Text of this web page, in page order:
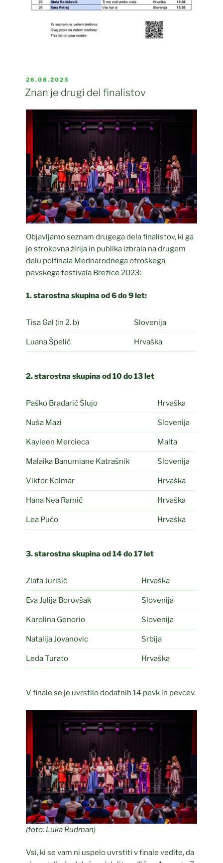
OBJAVLJENO
DNE
26.08.2023
Znan je drugi del finalistov
Objavljamo seznam drugega dela finalistov, ki ga
je strokovna žirija in publika izbrala na drugem
delu polfinala Mednarodnega otroškega
pevskega festivala Brežice 2023:
1. starostna skupina od 6 do 9 let:
Tisa Gal (in 2. b) Slovenija
Luana Špelić Hrvaška
2. starostna skupina od 10 do 13 let
Paško Bradarić Šlujo Hrvaška
Nuša Mazi Slovenija
Kayleen Mercieca Malta
Malaika Banumiane Katrašnik Slovenija
Viktor Kolmar Hrvaška
Hana Nea Ramić Hrvaška
Lea Pućo Hrvaška
3. starostna skupina od 14 do 17 let
Zlata Jurišić Hrvaška
Eva Julija Borovšak Slovenija
Karolina Genorio Slovenija
Natalija Jovanovic Srbija
Leda Turato Hrvaška
V finale se je uvrstilo dodatnih 14 pevk in pevcev.
(foto: Luka Rudman)
Vsi, ki se vam ni uspelo uvrstiti v finale vedite, da